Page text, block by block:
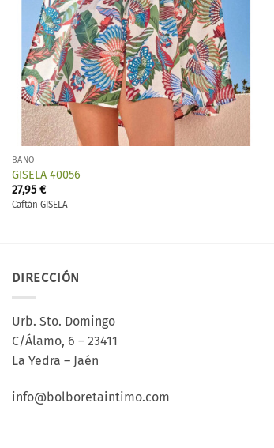
BAÑO
GISELA 40056
27,95€
Caftán GISELA
DIRECCIÓN
Urb. Sto. Domingo
C/Álamo, 6 – 23411
La Yedra – Jaén
info@bolboretaintimo.com